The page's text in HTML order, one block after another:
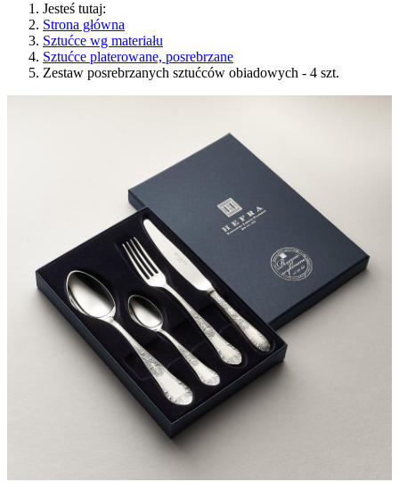
Jesteś tutaj:
Strona główna
Sztućce wg materiału
Sztućce platerowane, posrebrzane
Zestaw posrebrzanych sztućców obiadowych - 4 szt.